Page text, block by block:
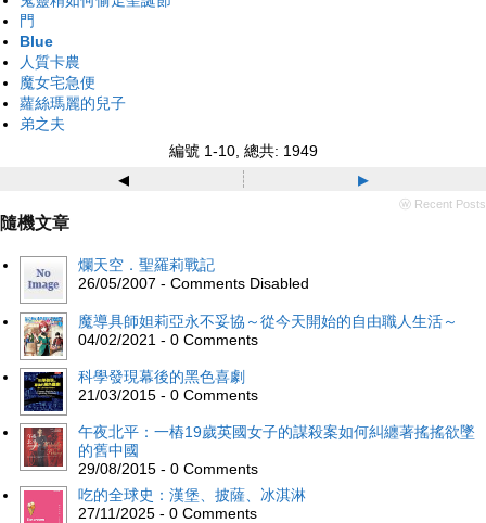
門
Blue
人質卡農
魔女宅急便
蘿絲瑪麗的兒子
弟之夫
編號 1-10, 總共: 1949
◂ ▸
ⓦ Recent Posts
隨機文章
爛天空．聖羅莉戰記
26/05/2007 - Comments Disabled
魔導具師妲莉亞永不妥協～從今天開始的自由職人生活～
04/02/2021 - 0 Comments
科學發現幕後的黑色喜劇
21/03/2015 - 0 Comments
午夜北平：一樁19歲英國女子的謀殺案如何糾纏著搖搖欲墜
的舊中國
29/08/2015 - 0 Comments
吃的全球史：漢堡、披薩、冰淇淋
27/11/2025 - 0 Comments